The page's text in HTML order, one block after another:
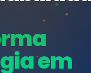
seu
e treinamentos em